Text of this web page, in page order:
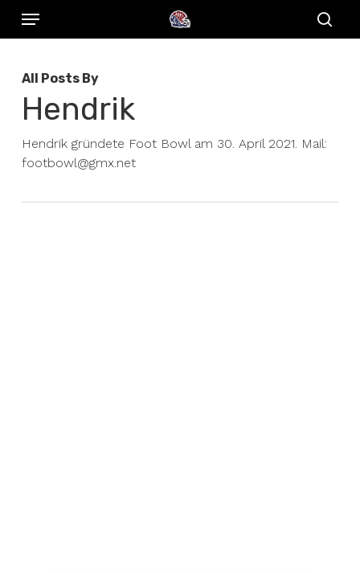
Skip
content
Menu
All Posts By
Hendrik
Hendrik gründete Foot Bowl am 30. April 2021. Mail:
footbowl@gmx.net